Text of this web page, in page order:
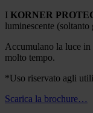
I KORNER
luminescente (soltanto
Accumulano la luce in
molto tempo.
*Uso riservato agli
Scarica la brochure…